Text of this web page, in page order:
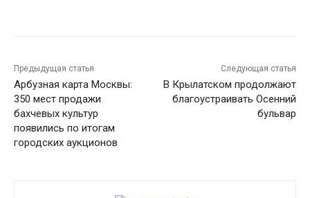
Предыдущая статья
Арбузная карта Москвы:
350 мест продажи
бахчевых культур
появились по итогам
городских аукционов
Следующая статья
В Крылатском продолжают
благоустраивать Осенний
бульвар